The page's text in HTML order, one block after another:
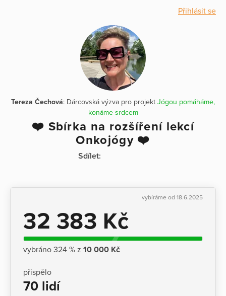
Přihlásit se
Tereza Čechová: Dárcovská výzva pro projekt Jógou pomáháme,
konáme srdcem
❤️ Sbírka na rozšíření lekcí
Onkojógy ❤️
Sdílet:
vybíráme od 18.6.2025
32 383 Kč
vybráno 324 % z 10 000 Kč
přispělo
70 lidí